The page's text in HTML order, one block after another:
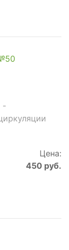
-
Цена:
450 руб.